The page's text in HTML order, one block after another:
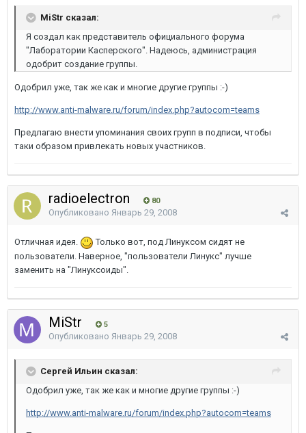
MiStr сказал:
Я создал как представитель официального форума
"Лаборатории Касперского". Надеюсь, администрация
одобрит создание группы.
Одобрил уже, так же как и многие другие группы :-)
http://www.anti-malware.ru/forum/index.php?autocom=teams
Предлагаю внести упоминания своих групп в подписи, чтобы
таки образом привлекать новых участников.
radioelectron 80
Опубликовано Январь 29, 2008
Отличная идея.
Только вот, под Линуксом сидят не
пользователи. Наверное, "пользователи Линукс" лучше
заменить на "Линуксоиды".
MiStr 5
Опубликовано Январь 29, 2008
Сергей Ильин сказал:
Одобрил уже, так же как и многие другие группы :-)
http://www.anti-malware.ru/forum/index.php?autocom=teams